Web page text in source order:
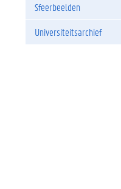
Sfeerbeelden
Universiteitsarchief